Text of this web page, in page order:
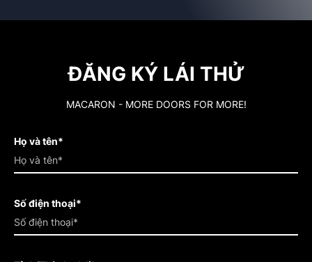
ĐĂNG KÝ LÁI THỬ
MACARON - MORE DOORS FOR MORE!
Họ và tên*
Số điện thoại*